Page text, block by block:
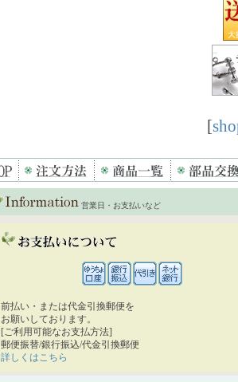
[
営業日・お支払いなど
前払い・または代金引換郵便を
お願いしております。
[ご利用可能なお支払方法]
郵便振替/銀行振込/代金引換郵便
詳しくはこちら